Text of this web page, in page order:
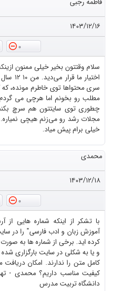
۱۴۰۳/۱۲/۱۶
0
سلام وقتتون بخیر خیلی ممنون
سری محتواها توی خاطرم مونده،
مطلب رو بخونم اما هرچی می گردم
چطوری توی سایتتون هم سرچ
مجلات رشد رو می‌زنم هیچی نمیاره.
خیلی برام پیش میاد.
محمدی
۱۴۰۳/۱۲/۱۸
0
با تشکر از اینکه شماره هایی
آموزش زبان و ادب فارسی" را در
کرده اید. برخی از شماره ها به
و یا به شکلی در سایت بارگزاری
کامل متن را ندارند. امکان
کیفیت مناسب داریم؟ محمدی -
دانشگاه تربیت مدرس